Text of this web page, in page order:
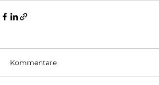
Kommentare